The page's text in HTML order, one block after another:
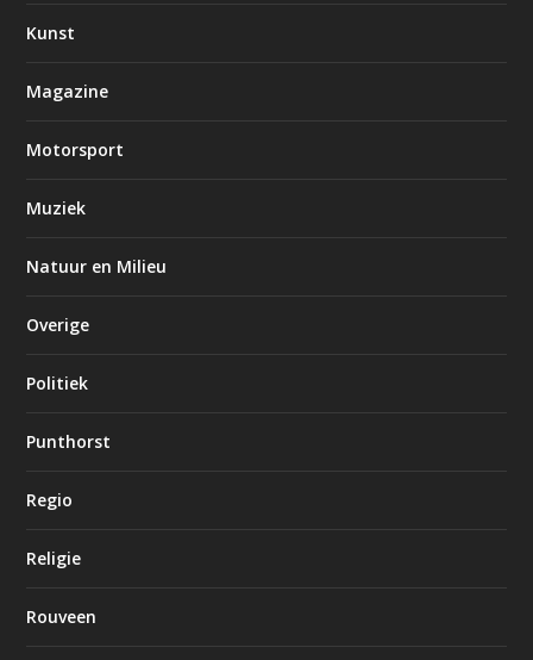
Kunst
Magazine
Motorsport
Muziek
Natuur en Milieu
Overige
Politiek
Punthorst
Regio
Religie
Rouveen